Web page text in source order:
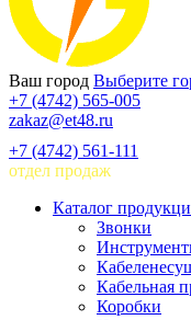
Ваш город Выберите
+7 (4742) 565-005
zakaz@et48.ru
+7 (4742) 561-111
отдел продаж
Каталог
Звонки
Кабельная
Коробки